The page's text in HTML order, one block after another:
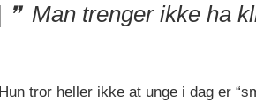
Man trenger ikke ha
Hun tror heller ikke at unge i dag er